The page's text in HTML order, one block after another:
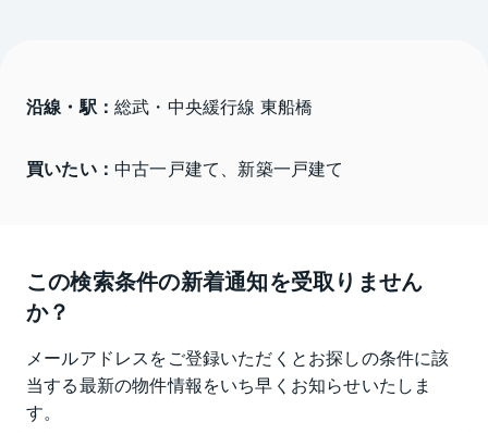
沿線・駅： 総武・中央緩行線 東船橋
買いたい： 中古一戸建て、新築一戸建て
この検索条件の新着通知を受取りません
か？
メールアドレスをご登録いただくとお探しの条件に該
当する最新の物件情報をいち早くお知らせいたしま
す。